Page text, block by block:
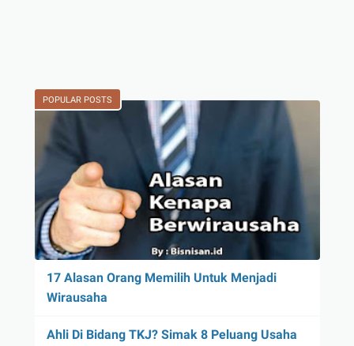
POPULAR POSTS
17 Alasan Orang Memilih Untuk Menjadi
Wirausaha
Ahli Di Bidang TKJ? Simak 8 Peluang Usaha